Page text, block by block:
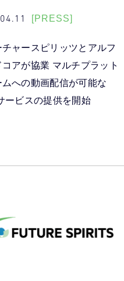
[PRESS]
チャースピリッツとアルフ
コアが協業 マルチプラット
ムへの動画配信が可能な
ービスの提供を開始